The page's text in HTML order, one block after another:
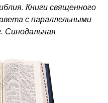
Книги священного
с параллельными
Синодальная